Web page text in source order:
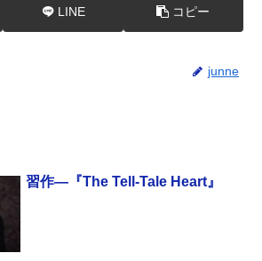
LINE コピー
junne
習作―『The Tell-Tale Heart』